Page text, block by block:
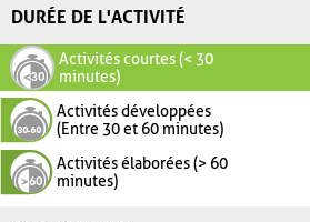
DURÉE DE L'ACTIVITÉ
Activités courtes (< 30
minutes)
Activités développées
(Entre 30 et 60 minutes)
Activités élaborées (> 60
minutes)